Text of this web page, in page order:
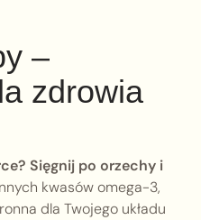
–
zdrowia
Sięgnij po orzechy i
kwasów omega-3,
dla Twojego układu